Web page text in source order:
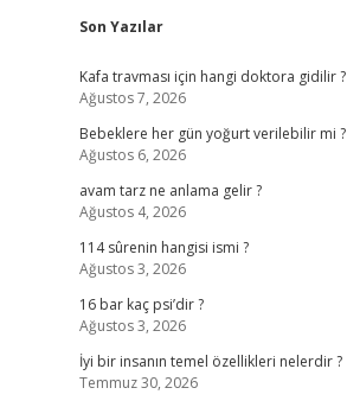
Sidebar
Son Yazılar
Kafa travması için hangi doktora gidilir ?
Ağustos 7, 2026
Bebeklere her gün yoğurt verilebilir mi ?
Ağustos 6, 2026
avam tarz ne anlama gelir ?
Ağustos 4, 2026
114 sûrenin hangisi ismi ?
Ağustos 3, 2026
16 bar kaç psi’dir ?
Ağustos 3, 2026
İyi bir insanın temel özellikleri nelerdir ?
Temmuz 30, 2026